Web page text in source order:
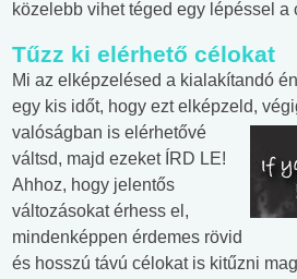
közelebb vihet téged egy lépéssel a
Tűzz ki elérhető célokat
Mi az elképzelésed a kialakítandó
egy kis időt, hogy ezt elképzeld,
valóságban is elérhetővé
váltsd, majd ezeket ÍRD LE!
Ahhoz, hogy jelentős
változásokat érhess el,
mindenképpen érdemes rövid
és hosszú távú célokat is kitűzni